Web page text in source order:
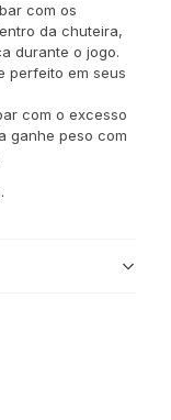
com os
da chuteira,
durante o jogo.
perfeito em seus
com o excesso
ganhe peso com